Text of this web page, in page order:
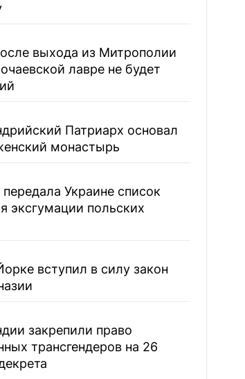
выхода из Митрополии
лавре не будет
Патриарх основал
монастырь
Украине список
эксгумации польских
вступил в силу закон
закрепили право
трансгендеров на 26